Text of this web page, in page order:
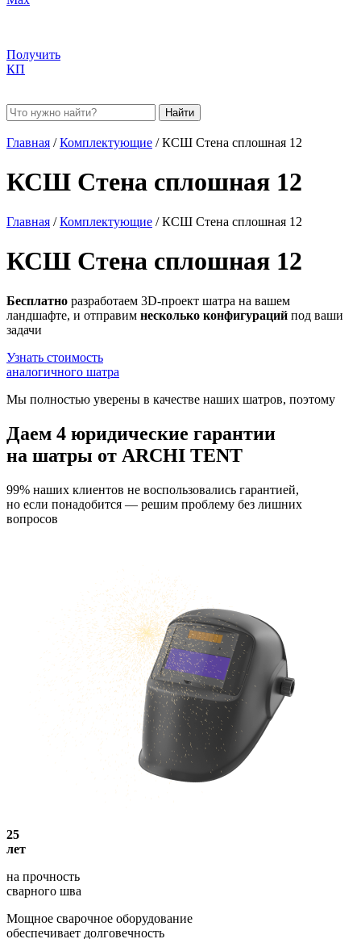
Получить
КП
Найти
Главная /Комплектующие /КСШ Стена сплошная 12
КСШ Стена сплошная 12
Главная /Комплектующие /КСШ Стена сплошная 12
КСШ Стена сплошная 12
Бесплатно разработаем 3D-проект шатра на вашем
ландшафте, и отправим несколько конфигураций под ваши
задачи
Узнать стоимость
аналогичного шатра
Мы полностью уверены в качестве наших шатров, поэтому
Даем 4 юридические гарантии
на шатры от ARCHI TENT
99% наших клиентов не воспользовались гарантией,
но если понадобится — решим проблему без лишних
вопросов
25
лет
на прочность
сварного шва
Мощное сварочное оборудование
обеспечивает долговечность